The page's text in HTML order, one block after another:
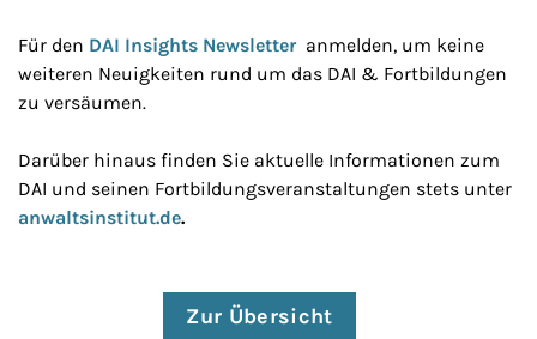
Für den DAI Insights Newsletter anmelden, um keine
weiteren Neuigkeiten rund um das DAI & Fortbildungen
zu versäumen.
Darüber hinaus finden Sie aktuelle Informationen zum
DAI und seinen Fortbildungsveranstaltungen stets unter
anwaltsinstitut.de.
Zur Übersicht